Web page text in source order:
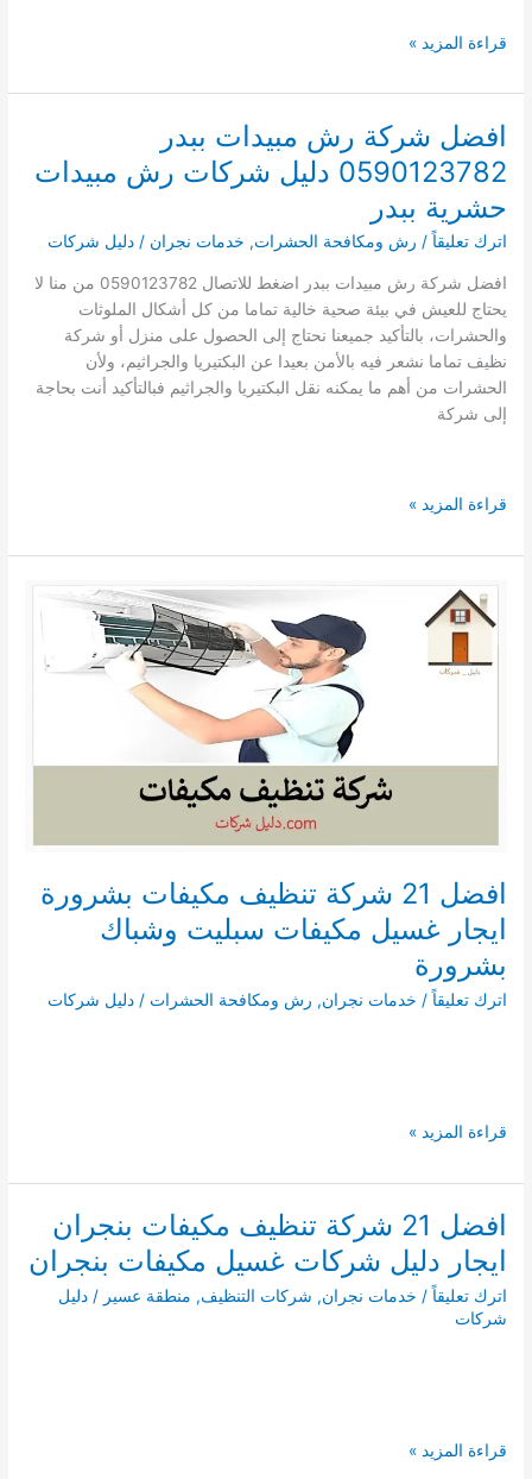
افضل
رش
مبيدات
بشرورة
0534568066
شركات
رش
مبيدات
حشرية
بشرورة
قراءة المزيد »
افضل شركة رش مبيدات ببدر
0590123782 دليل شركات رش مبيدات
حشرية ببدر
اترك تعليقاً / رش ومكافحة الحشرات, خدمات نجران /دليل شركات
افضل شركة رش مبيدات ببدر اضغط للاتصال 0590123782 من منا لا
يحتاج للعيش في بيئة صحية خالية تماما من كل أشكال الملوثات
والحشرات، بالتأكيد جميعنا نحتاج إلى الحصول على منزل أو شركة
نظيف تماما نشعر فيه بالأمن بعيدا عن البكتيريا والجراثيم، ولأن
الحشرات من أهم ما يمكنه نقل البكتيريا والجراثيم فبالتأكيد أنت بحاجة
إلى شركة
افضل
رش
ببدر
0590123782
دليل
حشرية
قراءة المزيد »
افضل 21 شركة تنظيف مكيفات بشرورة
ايجار غسيل مكيفات سبليت وشباك
بشرورة
اترك تعليقاً / خدمات نجران, رش ومكافحة الحشرات /دليل شركات
افضل
شركة
تنظيف
مكيفات
بشرورة
ايجار
غسيل
قراءة المزيد »
افضل 21 شركة تنظيف مكيفات بنجران
ايجار دليل شركات غسيل مكيفات بنجران
اترك تعليقاً / خدمات نجران, شركات التنظيف, منطقة عسير /دليل
شركات
افضل
قراءة المزيد »